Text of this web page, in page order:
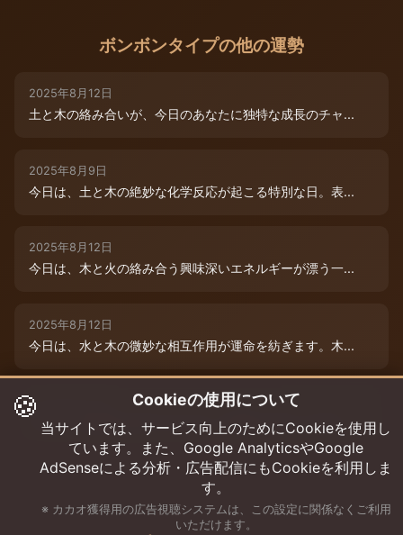
ボンボンタイプの他の運勢
2025年8月12日
土と木の絡み合いが、今日のあなたに独特な成長のチャ...
2025年8月9日
今日は、土と木の絶妙な化学反応が起こる特別な日。表...
2025年8月12日
今日は、木と火の絡み合う興味深いエネルギーが漂う一...
2025年8月12日
今日は、水と木の微妙な相互作用が運命を紡ぎます。木...
2025年8月12日
今日は、情熱的な炎のエネルギーと柔軟な木のしなやか...
🍪 Cookieの使用について
当サイトでは、サービス向上のためにCookieを使用し
ています。また、Google AnalyticsやGoogle
AdSenseによる分析・広告配信にもCookieを利用しま
す。
※ カカオ獲得用の広告視聴システムは、この設定に関係なくご利用
いただけます。